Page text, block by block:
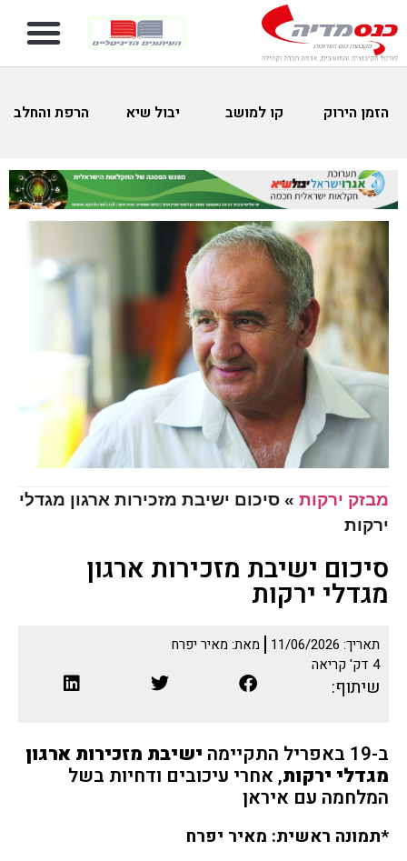
הזמן הירוק קו למושב יבול שיא הרפת והחלב
מבזק ירקות » סיכום ישיבת מזכירות ארגון מגדלי
ירקות
סיכום ישיבת מזכירות ארגון
מגדלי ירקות
תאריך: 11/06/2026 מאת: מאיר יפרח
4 דק' קריאה
שיתוף:
ב-19 באפריל התקיימה ישיבת מזכירות ארגון
מגדלי ירקות, אחרי עיכובים ודחיות בשל
המלחמה עם איראן
*תמונה ראשית: מאיר יפרח